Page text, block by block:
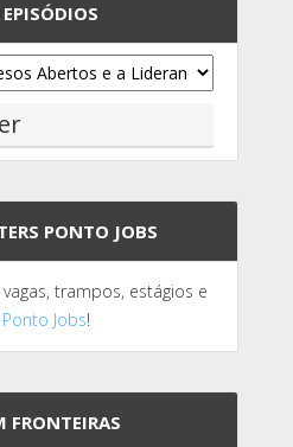
PONTO JOBS
trampos, estágios e
Jobs!
FRONTEIRAS